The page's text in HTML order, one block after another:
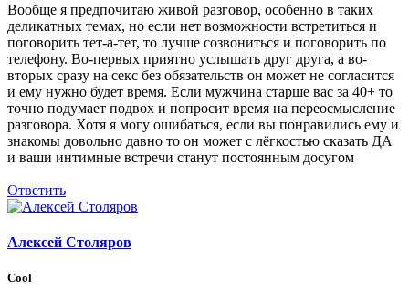
Вообще я предпочитаю живой разговор, особенно в таких
деликатных темах, но если нет возможности встретиться и
поговорить тет-а-тет, то лучше созвониться и поговорить по
телефону. Во-первых приятно услышать друг друга, а во-
вторых сразу на секс без обязательств он может не согласится
и ему нужно будет время. Если мужчина старше вас за 40+ то
точно подумает подвох и попросит время на переосмысление
разговора. Хотя я могу ошибаться, если вы понравились ему и
знакомы довольно давно то он может с лёгкостью сказать ДА
и ваши интимные встречи станут постоянным досугом
Ответить
Алексей Столяров
Cool